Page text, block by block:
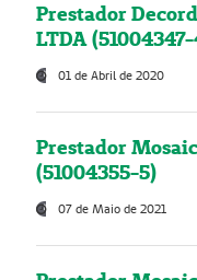
Prestador
LTDA
01 de Abril de 2020
Prestador
(51004355-5)
07 de Maio de 2021